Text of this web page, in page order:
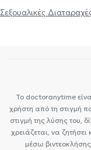
ενδυνάμωση
Σεξουαλικές
Τεστ
Το doctoranytime
χρήστη από τη στιγμή
στιγμή της λύσης του,
χρειάζεται, να
μέσω